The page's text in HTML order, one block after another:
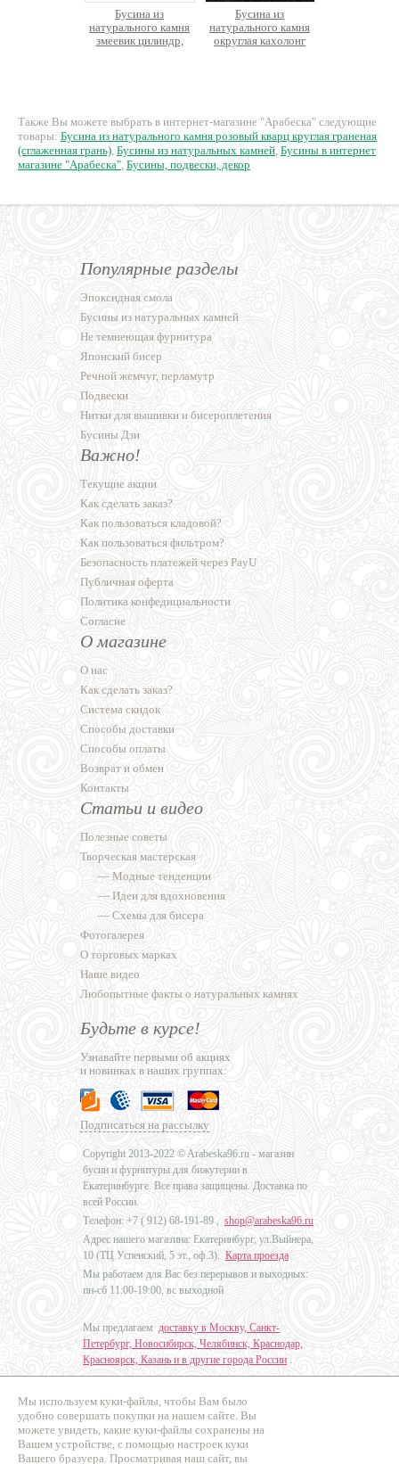
Мы используем куки-файлы, чтобы Вам было
удобно совершать покупки на нашем сайте. Вы
можете увидеть, какие куки-файлы сохранены на
Вашем устройстве, с помощью настроек куки
Вашего бразуера. Просматривая наш сайт, вы
Бусина из
натурального камня
змеевик цилиндр,
Бусина из
натурального камня
округлая кахолонг
Также Вы можете выбрать в интернет-магазине "Арабеска" следующие
товары: Бусина из натурального камня розовый кварц круглая граненая
(сглаженная грань), Бусины из натуральных камней, Бусины в интернет
магазине "Арабеска", Бусины, подвески, декор
Популярные разделы
Эпоксидная смола
Бусины из натуральных камней
Не темнеющая фурнитура
Японский бисер
Речной жемчуг, перламутр
Подвески
Нитки для вышивки и бисероплетения
Бусины Дзи
Важно!
Текущие акции
Как сделать заказ?
Как пользоваться кладовой?
Как пользоваться фильтром?
Безопасность платежей через PayU
Публичная оферта
Политика конфедициальности
Согласие
О магазине
О нас
Как сделать заказ?
Система скидок
Способы доставки
Способы оплаты
Возврат и обмен
Контакты
Статьи и видео
Полезные советы
Творческая мастерская
— Модные тенденции
— Идеи для вдохновения
— Схемы для бисера
Фотогалерея
О торговых марках
Наше видео
Любопытные факты о натуральных камнях
Будьте в курсе!
Узнавайте первыми об акциях
и новинках в наших группах:
Подписаться на рассылку
Copyright 2013-2022 © Arabeska96.ru - магазин
бусин и фурнитуры для бижутерии в
Екатеринбурге. Все права защищены. Доставка по
всей России.
Телефон: +7 ( 912) 68-191-89 , shop@arabeska96.ru
Адрес нашего магазина: Екатеринбург, ул.Выйнера,
10 (ТЦ Успенский, 5 эт., оф.3). Карта проезда
Мы работаем для Вас без перерывов и выходных:
пн-сб 11:00-19:00, вс выходной
Мы предлагаем доставку в Москву, Санкт-
Петербург, Новосибирск, Челябинск, Краснодар,
Красноярск, Казань и в другие города России .
Дизайн - Наталья Мальцева
Продвижение сайтов
Промо Эксперт